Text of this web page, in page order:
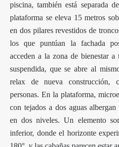
piscina, también está separada
plataforma se eleva 15 metros
en dos pilares revestidos de
los que puntúan la fachada
acceden a la zona de bienestar a
suspendida, que se abre al
relax de nueva construcción,
personas. En la plataforma,
con tejados a dos aguas
en dos niveles. Un elemento
inferior, donde el horizonte